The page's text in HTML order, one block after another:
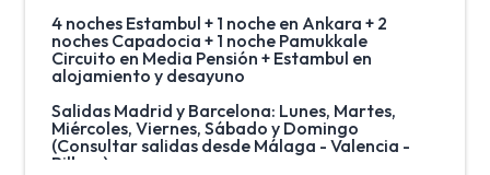
4 noches Estambul + 1 noche en Ankara + 2
noches Capadocia + 1 noche Pamukkale
Circuito en Media Pensión + Estambul en
alojamiento y desayuno
Salidas Madrid y Barcelona: Lunes, Martes,
Miércoles, Viernes, Sábado y Domingo
(Consultar salidas desde Málaga - Valencia -
Bilbao)